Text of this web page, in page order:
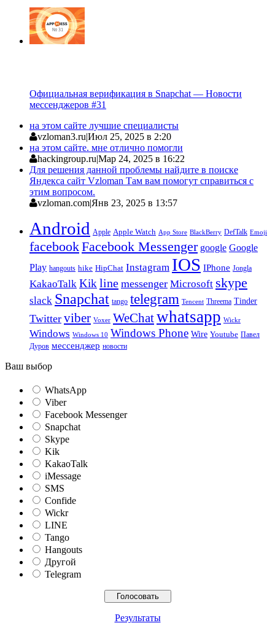
Официальная верификация в Snapchat — Новости
мессенджеров #31
на этом сайте лучшие специалисты
vzloman3.ru|Июл 25, 2025 в 2:20
на этом сайте. мне отлично помогли
hackingroup.ru|Мар 24, 2025 в 16:22
Для решения данной проблемы найдите в поиске
Яндекса сайт Vzloman Там вам помогут справиться с
этим вопросом.
vzloman.com|Янв 23, 2025 в 13:57
Android Apple Apple Watch App Store BlackBerry DefTalk Emoji
facebookFacebook Messenger google Google
Play hangouts hike HipChat Instagram IOS IPhone Jongla
KakaoTalk Kik line messenger Microsoft skype
slack Snapchat tango telegram Tencent Threema Tinder
Twitter viber Voxer WeChatwhatsapp Wickr
Windows Windows 10 Windows Phone Wire Youtube Павел
Дуров мессенджер новости
Ваш выбор
WhatsApp
Viber
Facebook Messenger
Snapchat
Skype
Kik
KakaoTalk
iMessage
SMS
Confide
Wickr
LINE
Tango
Hangouts
Другой
Telegram
Результаты